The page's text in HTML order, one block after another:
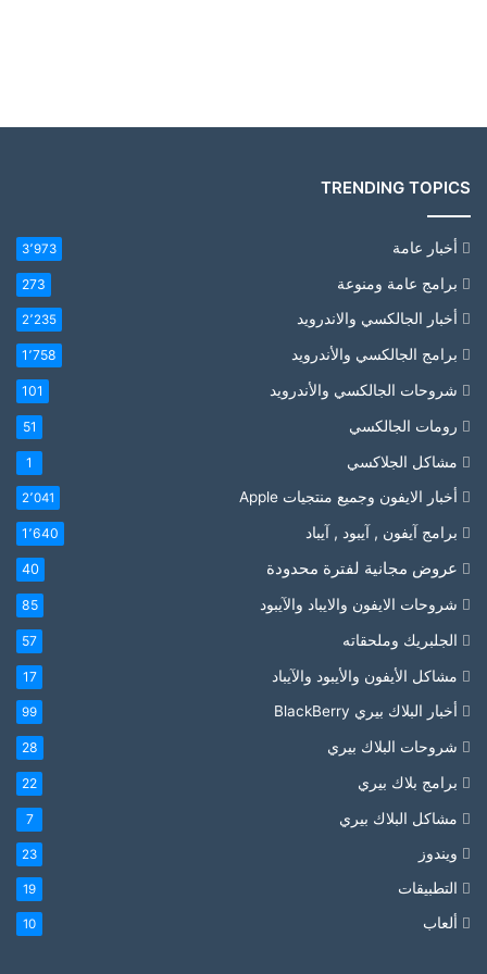
TRENDING TOPICS
أخبار عامة 3٬973
برامج عامة ومنوعة 273
أخبار الجالكسي والاندرويد 2٬235
برامج الجالكسي والأندرويد 1٬758
شروحات الجالكسي والأندرويد 101
رومات الجالكسي 51
مشاكل الجلاكسي 1
أخبار الايفون وجميع منتجيات Apple 2٬041
برامج آيفون , آيبود , آيباد 1٬640
عروض مجانية لفترة محدودة 40
شروحات الايفون والايباد والآيبود 85
الجلبريك وملحقاته 57
مشاكل الأيفون والأيبود والآيباد 17
أخبار البلاك بيري BlackBerry 99
شروحات البلاك بيري 28
برامج بلاك بيري 22
مشاكل البلاك بيري 7
ويندوز 23
التطبيقات 19
ألعاب 10